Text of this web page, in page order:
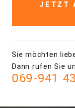
JETZT
Sie möchten
Dann rufen Sie
069-941